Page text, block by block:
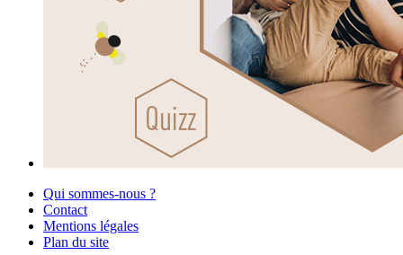
Qui sommes-nous ?
Contact
Mentions légales
Plan du site